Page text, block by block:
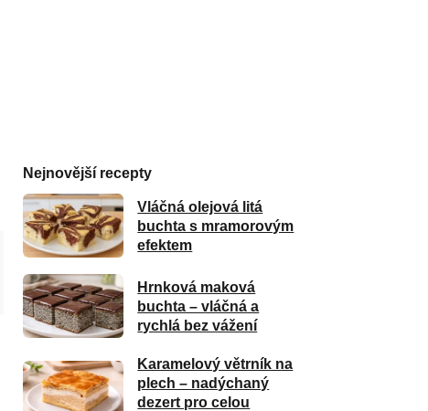
Nejnovější recepty
Vláčná olejová litá
buchta s mramorovým
efektem
Hrnková maková
buchta – vláčná a
rychlá bez vážení
Karamelový větrník na
plech – nadýchaný
dezert pro celou